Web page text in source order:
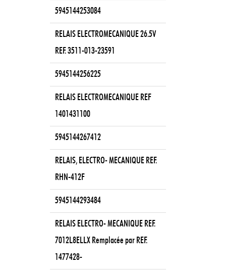
5945144253084
RELAIS ELECTROMECANIQUE 26.5V
REF. 3511-013-23591
5945144256225
RELAIS ELECTROMECANIQUE REF
1401431100
5945144267412
RELAIS, ELECTRO- MECANIQUE REF.
RHN-412F
5945144293484
RELAIS ELECTRO- MECANIQUE REF.
7012L8ELLX Remplacée par REF.
1477428-